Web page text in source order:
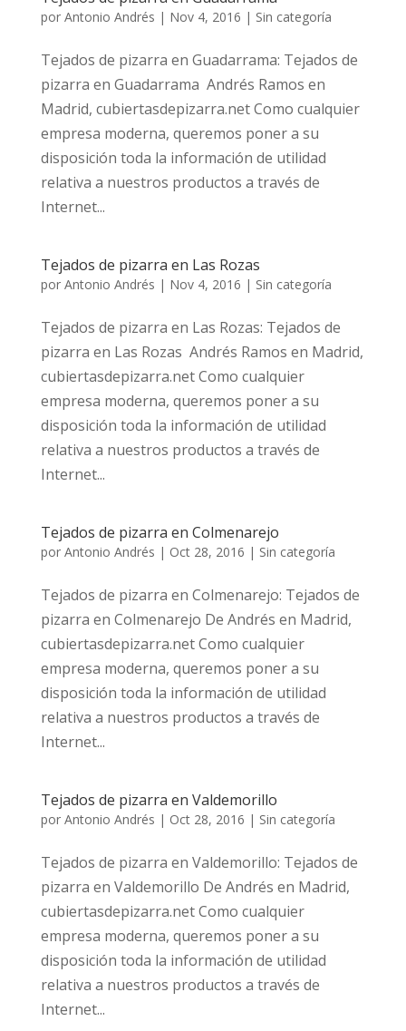
por Antonio Andrés | Nov 4, 2016 | Sin categoría
Tejados de pizarra en Guadarrama: Tejados de
pizarra en Guadarrama Andrés Ramos en
Madrid, cubiertasdepizarra.net Como cualquier
empresa moderna, queremos poner a su
disposición toda la información de utilidad
relativa a nuestros productos a través de
Internet...
Tejados de pizarra en Las Rozas
por Antonio Andrés | Nov 4, 2016 | Sin categoría
Tejados de pizarra en Las Rozas: Tejados de
pizarra en Las Rozas Andrés Ramos en Madrid,
cubiertasdepizarra.net Como cualquier
empresa moderna, queremos poner a su
disposición toda la información de utilidad
relativa a nuestros productos a través de
Internet...
Tejados de pizarra en Colmenarejo
por Antonio Andrés | Oct 28, 2016 | Sin categoría
Tejados de pizarra en Colmenarejo: Tejados de
pizarra en Colmenarejo De Andrés en Madrid,
cubiertasdepizarra.net Como cualquier
empresa moderna, queremos poner a su
disposición toda la información de utilidad
relativa a nuestros productos a través de
Internet...
Tejados de pizarra en Valdemorillo
por Antonio Andrés | Oct 28, 2016 | Sin categoría
Tejados de pizarra en Valdemorillo: Tejados de
pizarra en Valdemorillo De Andrés en Madrid,
cubiertasdepizarra.net Como cualquier
empresa moderna, queremos poner a su
disposición toda la información de utilidad
relativa a nuestros productos a través de
Internet...